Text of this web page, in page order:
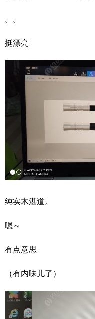
。。
挺漂亮
纯实木湛道。
嗯～
有点意思
（有内味儿了）